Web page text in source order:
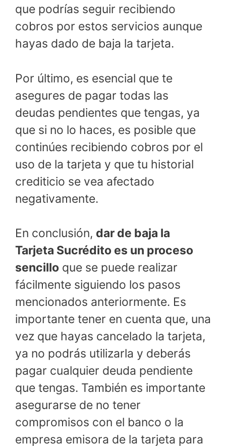
que podrías seguir recibiendo
cobros por estos servicios aunque
hayas dado de baja la tarjeta.
Por último, es esencial que te
asegures de pagar todas las
deudas pendientes que tengas, ya
que si no lo haces, es posible que
continúes recibiendo cobros por el
uso de la tarjeta y que tu historial
crediticio se vea afectado
negativamente.
En conclusión, dar de baja la
Tarjeta Sucrédito es un proceso
sencillo que se puede realizar
fácilmente siguiendo los pasos
mencionados anteriormente. Es
importante tener en cuenta que, una
vez que hayas cancelado la tarjeta,
ya no podrás utilizarla y deberás
pagar cualquier deuda pendiente
que tengas. También es importante
asegurarse de no tener
compromisos con el banco o la
empresa emisora de la tarjeta para